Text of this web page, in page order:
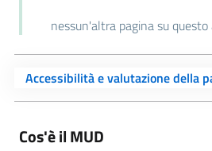
nessun'altra pagina su
Cos'è il MUD